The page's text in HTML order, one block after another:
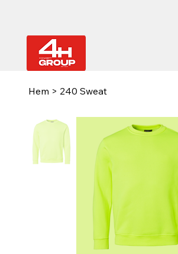
Hem > 240 Sweat